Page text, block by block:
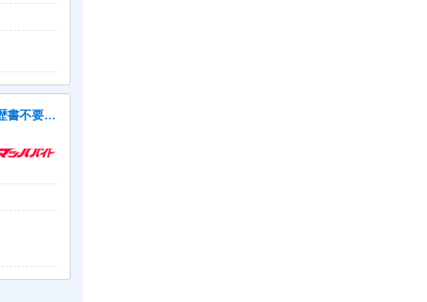
【急募★時給2000円】未経験OKの軽作業♪土日祝休みでプライベート充実◎＼嬉しい履歴書不要＆即勤務◎／今だけの期間限定案件！駅から無料送迎バスあり♪